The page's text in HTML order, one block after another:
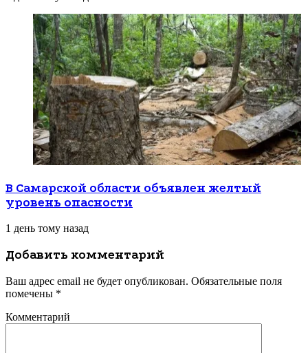
В Самарской области объявлен желтый
уровень опасности
1 день тому назад
Добавить комментарий
Ваш адрес email не будет опубликован. Обязательные поля
помечены *
Комментарий